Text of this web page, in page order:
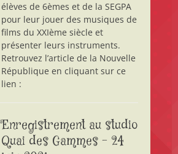
élèves de 6èmes et de la SEGPA
pour leur jouer des musiques de
films du XXIème siècle et
présenter leurs instruments.
Retrouvez l’article de la Nouvelle
République en cliquant sur ce
lien :
Enregistrement au studio
Quai des Gammes – 24